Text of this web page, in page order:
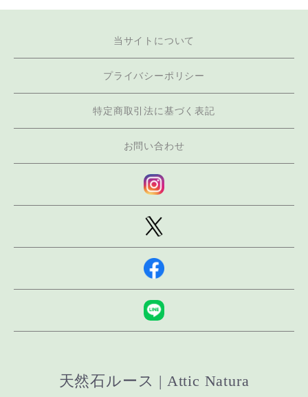
当サイトについて
プライバシーポリシー
特定商取引法に基づく表記
お問い合わせ
天然石ルース | Attic Natura